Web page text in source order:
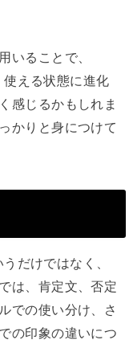
いることで、
使える状態に進化
感じるかもしれま
かりと身につけて
だけではなく、
は、肯定文、否定
での使い分け、さ
の印象の違いにつ